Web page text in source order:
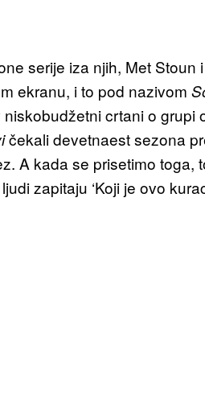
serije iza njih, Met Stoun
ekranu, i to pod nazivom
crtani o grupi
čekali devetnaest sezona
A kada se prisetimo toga,
zapitaju ‘Koji je ovo